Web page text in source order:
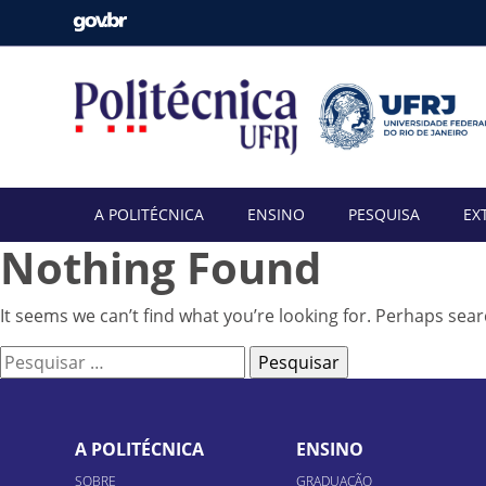
A POLITÉCNICA ENSINO PESQUISA
Nothing Found
It seems we can’t find what you’re looking for. Perhaps
Pesquisar
por:
A POLITÉCNICA
SOBRE
ENSINO
GRADUAÇÃO